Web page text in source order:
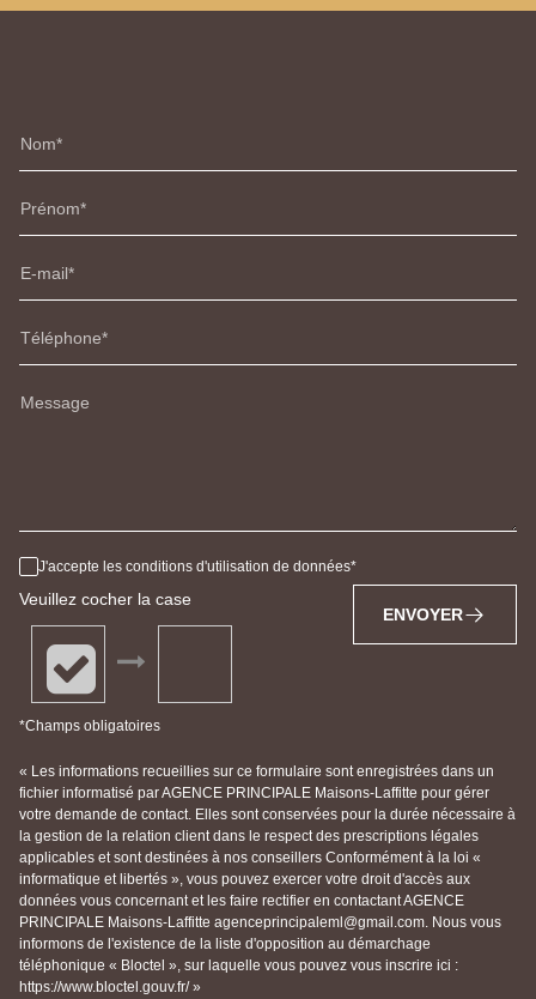
Nom
Prénom
E-mail
Téléphone
Message
J'accepte les conditions d'utilisation de données
Veuillez cocher la case
*Champs obligatoires
ENVOYER
« Les informations recueillies sur ce formulaire sont enregistrées dans un
fichier informatisé par AGENCE PRINCIPALE Maisons-Laffitte pour gérer
votre demande de contact. Elles sont conservées pour la durée nécessaire à
la gestion de la relation client dans le respect des prescriptions légales
applicables et sont destinées à nos conseillers Conformément à la loi «
informatique et libertés », vous pouvez exercer votre droit d'accès aux
données vous concernant et les faire rectifier en contactant AGENCE
PRINCIPALE Maisons-Laffitte agenceprincipaleml@gmail.com. Nous vous
informons de l'existence de la liste d'opposition au démarchage
téléphonique « Bloctel », sur laquelle vous pouvez vous inscrire ici :
https://www.bloctel.gouv.fr/ »